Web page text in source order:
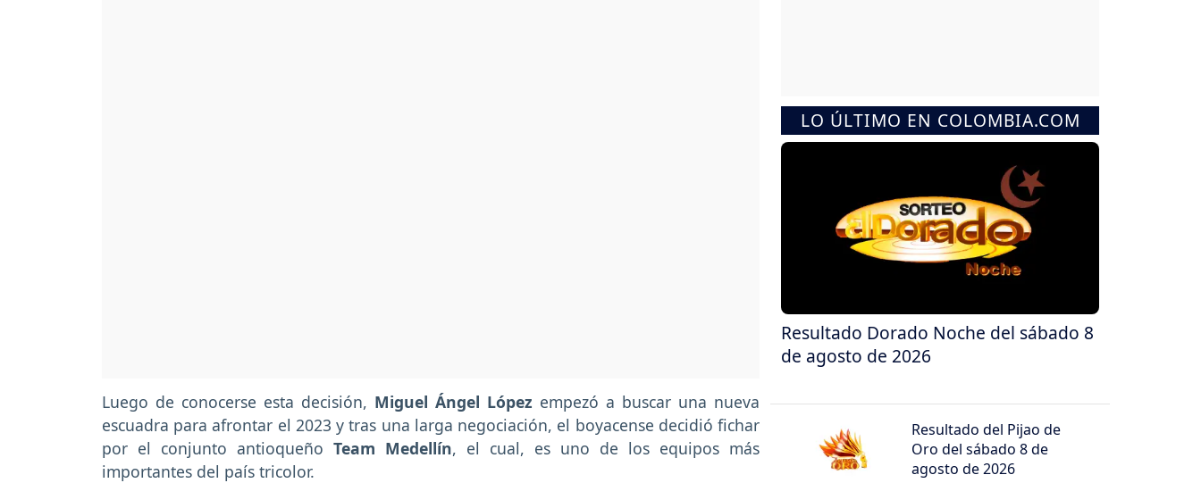
Luego de conocerse esta decisión, Miguel Ángel López empezó a buscar una nueva
escuadra para afrontar el 2023 y tras una larga negociación, el boyacense decidió fichar
por el conjunto antioqueño Team Medellín, el cual, es uno de los equipos más
importantes del país tricolor.
LO ÚLTIMO EN COLOMBIA.COM
Resultado Dorado Noche del sábado 8
de agosto de 2026
Resultado del Pijao de
Oro del sábado 8 de
agosto de 2026